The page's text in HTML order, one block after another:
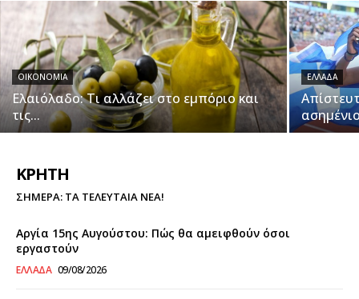
ΟΙΚΟΝΟΜΙΑ
Ελαιόλαδο: Τι αλλάζει στο εμπόριο και
τις...
ΕΛΛΑΔΑ
ΚΡΗΤΗ
ΣΗΜΕΡΑ: ΤΑ ΤΕΛΕΥΤΑΙΑ ΝΕΑ!
Αργία 15ης Αυγούστου: Πώς θα αμειφθούν όσοι
εργαστούν
ΕΛΛΑΔΑ 09/08/2026